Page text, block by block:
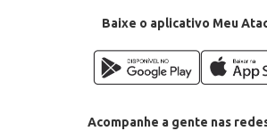
EAN: 7898542023167Baixe o aplicativo Meu
Acompanhe a gente nas